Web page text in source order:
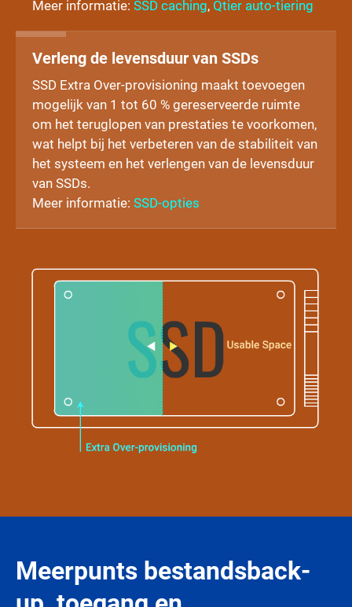
Meer informatie:SSD caching, Qtier auto-tiering
Verleng de levensduur van SSDs
SSD Extra Over-provisioning maakt toevoegen
mogelijk van 1 tot 60 % gereserveerde ruimte
om het teruglopen van prestaties te voorkomen,
wat helpt bij het verbeteren van de stabiliteit van
het systeem en het verlengen van de levensduur
van SSDs.
Meer informatie:SSD-opties
Meerpunts bestandsback-